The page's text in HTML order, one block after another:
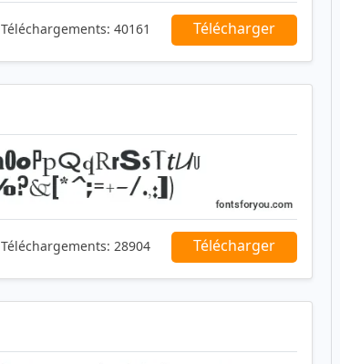
Téléchargements: 40161 Télécharger
Téléchargements: 28904 Télécharger